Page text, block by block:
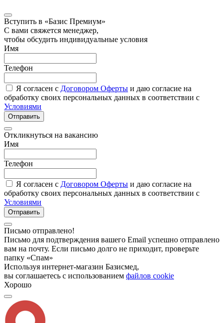
Вступить в «Базис Премиум»
С вами свяжется менеджер,
чтобы обсудить индивидуальные условия
Имя
Телефон
Я согласен с Договором Оферты и даю согласие на
обработку своих персональных данных в соответствии с
Условиями
Отправить
Откликнуться на вакансию
Имя
Телефон
Я согласен с Договором Оферты и даю согласие на
обработку своих персональных данных в соответствии с
Условиями
Отправить
Письмо отправлено!
Письмо для подтверждения вашего Email успешно отправлено
вам на почту. Если письмо долго не приходит, проверьте
папку «Спам»
Используя интернет-магазин Базисмед,
вы соглашаетесь с использованием файлов cookie
Хорошо